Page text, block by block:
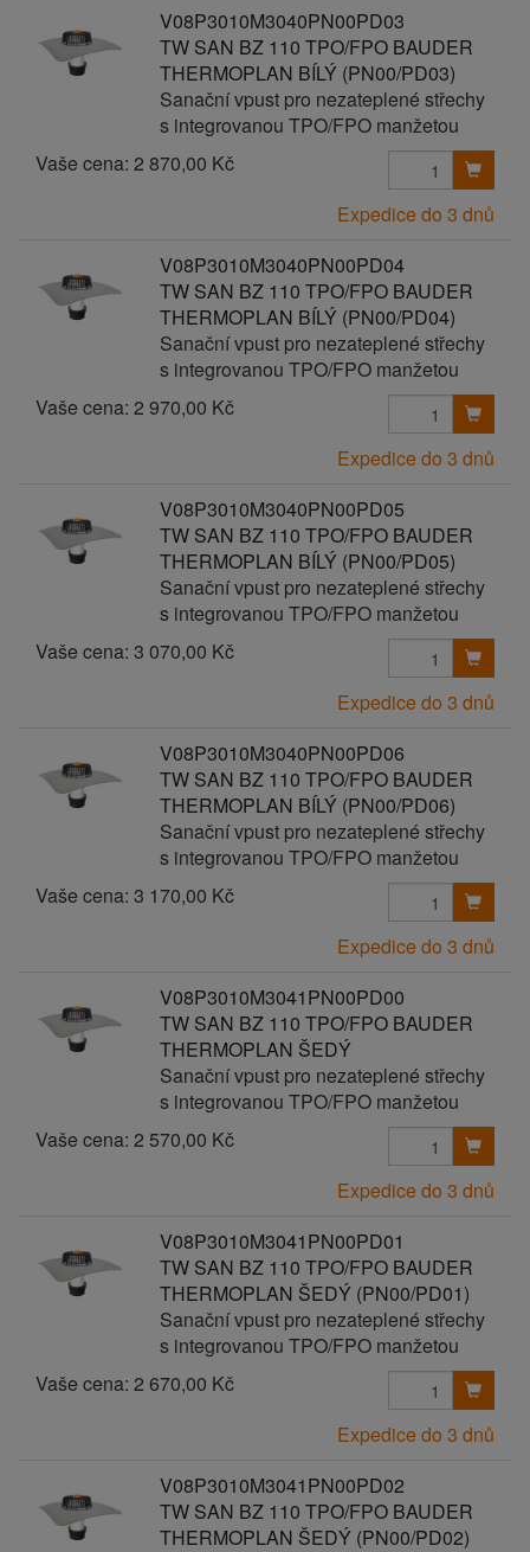
V08P3010M3040PN00PD03
TW SAN BZ 110 TPO/FPO BAUDER
THERMOPLAN BÍLÝ (PN00/PD03)
Sanační vpust pro nezateplené střechy
s integrovanou TPO/FPO manžetou
Vaše cena: 2 870,00 Kč
Expedice do 3 dnů
V08P3010M3040PN00PD04
TW SAN BZ 110 TPO/FPO BAUDER
THERMOPLAN BÍLÝ (PN00/PD04)
Sanační vpust pro nezateplené střechy
s integrovanou TPO/FPO manžetou
Vaše cena: 2 970,00 Kč
Expedice do 3 dnů
V08P3010M3040PN00PD05
TW SAN BZ 110 TPO/FPO BAUDER
THERMOPLAN BÍLÝ (PN00/PD05)
Sanační vpust pro nezateplené střechy
s integrovanou TPO/FPO manžetou
Vaše cena: 3 070,00 Kč
Expedice do 3 dnů
V08P3010M3040PN00PD06
TW SAN BZ 110 TPO/FPO BAUDER
THERMOPLAN BÍLÝ (PN00/PD06)
Sanační vpust pro nezateplené střechy
s integrovanou TPO/FPO manžetou
Vaše cena: 3 170,00 Kč
Expedice do 3 dnů
V08P3010M3041PN00PD00
TW SAN BZ 110 TPO/FPO BAUDER
THERMOPLAN ŠEDÝ
Sanační vpust pro nezateplené střechy
s integrovanou TPO/FPO manžetou
Vaše cena: 2 570,00 Kč
Expedice do 3 dnů
V08P3010M3041PN00PD01
TW SAN BZ 110 TPO/FPO BAUDER
THERMOPLAN ŠEDÝ (PN00/PD01)
Sanační vpust pro nezateplené střechy
s integrovanou TPO/FPO manžetou
Vaše cena: 2 670,00 Kč
Expedice do 3 dnů
V08P3010M3041PN00PD02
TW SAN BZ 110 TPO/FPO BAUDER
THERMOPLAN ŠEDÝ (PN00/PD02)